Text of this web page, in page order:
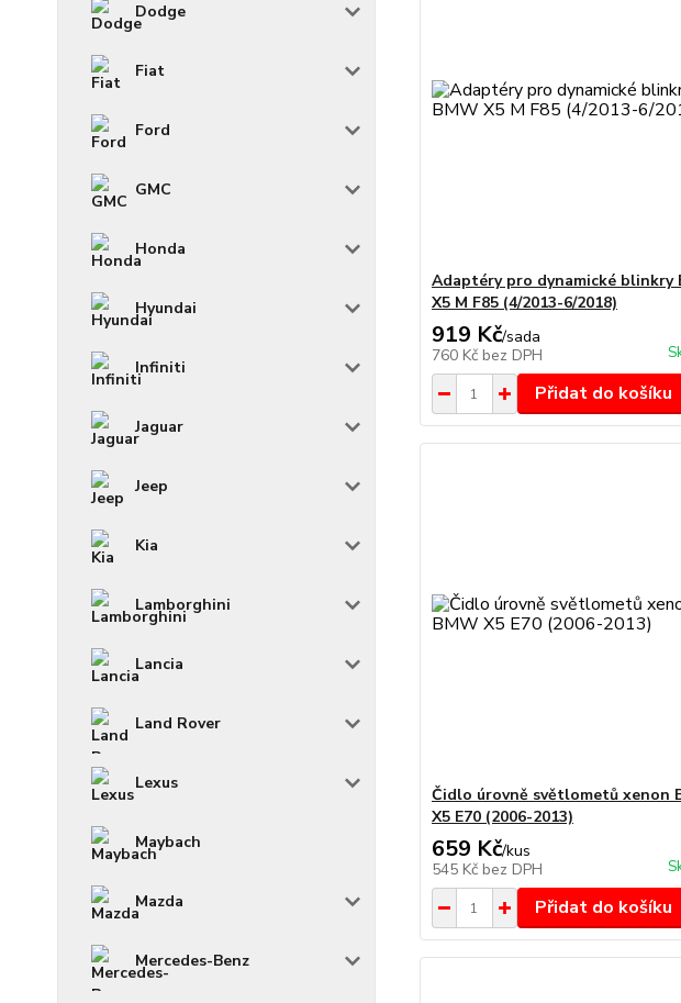
Dodge
Fiat
Ford
GMC
Honda
Hyundai
Infiniti
Jaguar
Jeep
Kia
Lamborghini
Lancia
Land Rover
Lexus
Maybach
Mazda
Mercedes-Benz
Adaptéry pro dynamické blinkry
X5 M F85 (4/2013-6/2018)
919 Kč/sada
760 Kč bez DPH
Přidat do košíku
Čidlo úrovně světlometů xenon
X5 E70 (2006-2013)
659 Kč/kus
545 Kč bez DPH
Přidat do košíku